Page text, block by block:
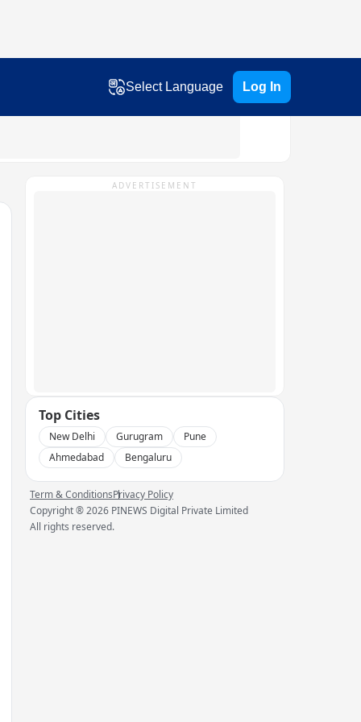
Select Language Log In
ADVERTISEMENT
Top Cities
New Delhi Gurugram
Pune
Ahmedabad
Bengaluru
Term & ConditionsPrivacy Policy
Copyright ®2026 PINEWS Digital Private Limited
All rights reserved.